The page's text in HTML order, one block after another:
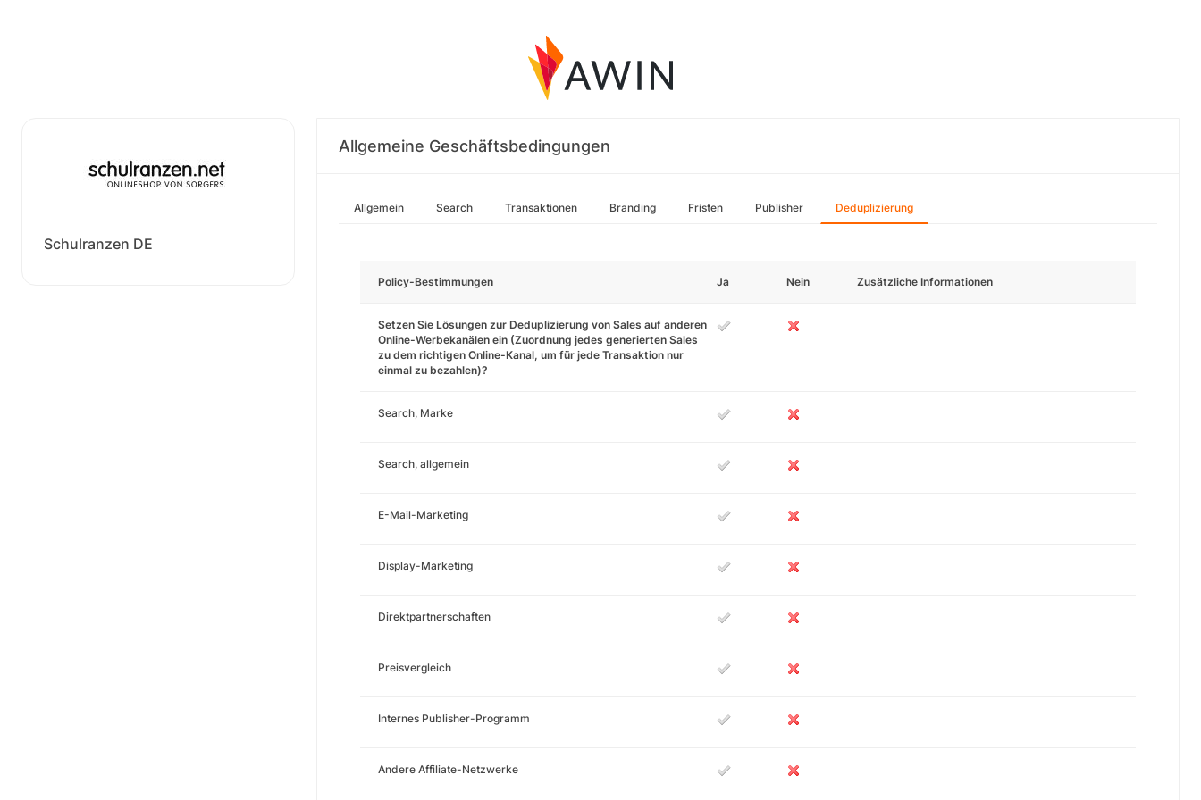
Schulranzen DE
Allgemeine Geschäftsbedingungen
Allgemein Search Transaktionen Branding Fristen Publisher Deduplizierung
Policy-Bestimmungen Ja Nein Zusätzliche Informationen
Setzen Sie Lösungen zur Deduplizierung von Sales auf anderen
Online-Werbekanälen ein (Zuordnung jedes generierten Sales
zu dem richtigen Online-Kanal, um für jede Transaktion nur
einmal zu bezahlen)?
Search, Marke
Search, allgemein
E-Mail-Marketing
Display-Marketing
Direktpartnerschaften
Preisvergleich
Internes Publisher-Programm
Andere Affiliate-Netzwerke